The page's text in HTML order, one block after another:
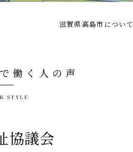
滋賀県高島市について
働く人の声
STYLE
協議会